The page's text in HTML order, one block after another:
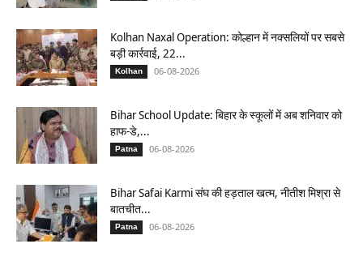
Kolhan Naxal Operation: कोल्हान में नक्सलियों पर सबसे
बड़ी कार्रवाई, 22...
Kolhan 06-08-2026
Bihar School Update: बिहार के स्कूलों में अब शनिवार को
हाफ-डे,...
Patna 06-08-2026
Bihar Safai Karmi संघ की हड़ताल खत्म, नीतीश मिश्रा से
बातचीत...
Patna 06-08-2026